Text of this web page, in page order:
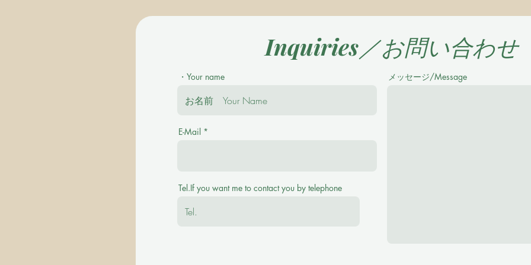
＊その後に有料の体験レッスンを受け付けます。(¥2500 for 40 minutes, ¥3000 for 60
available with a fee.
Inquiries／お問い合わせ
・Your name
E-Mail
Tel.If you want me to contact you by telephone
メッセージ/Message